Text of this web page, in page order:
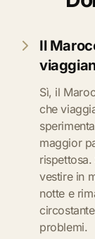
Il
Sì, il
che
maggior
vestire in
notte e
problemi.